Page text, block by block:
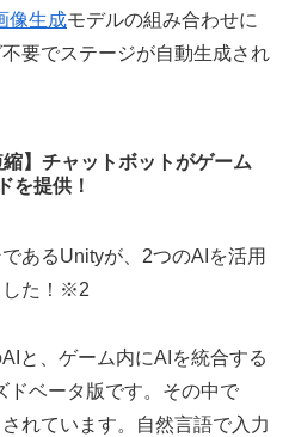
像生成モデルの組み合わせに
要でステージが自動生成され
縮】チャットボットがゲーム
を提供！
あるUnityが、2つのAIを活用
した！※2
と、ゲーム内にAIを統合する
ドベータ版です。その中で
れています。自然言語で入力